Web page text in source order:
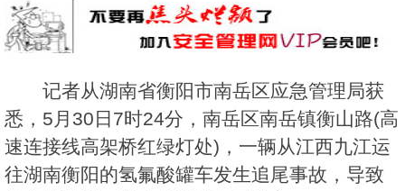
记者从湖南省衡阳市南岳区应急管理局获
悉，5月30日7时24分，南岳区南岳镇衡山路(高
速连接线高架桥红绿灯处)，一辆从江西九江运
往湖南衡阳的氢氟酸罐车发生追尾事故，导致